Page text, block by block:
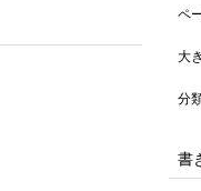
ペ
大
分
書